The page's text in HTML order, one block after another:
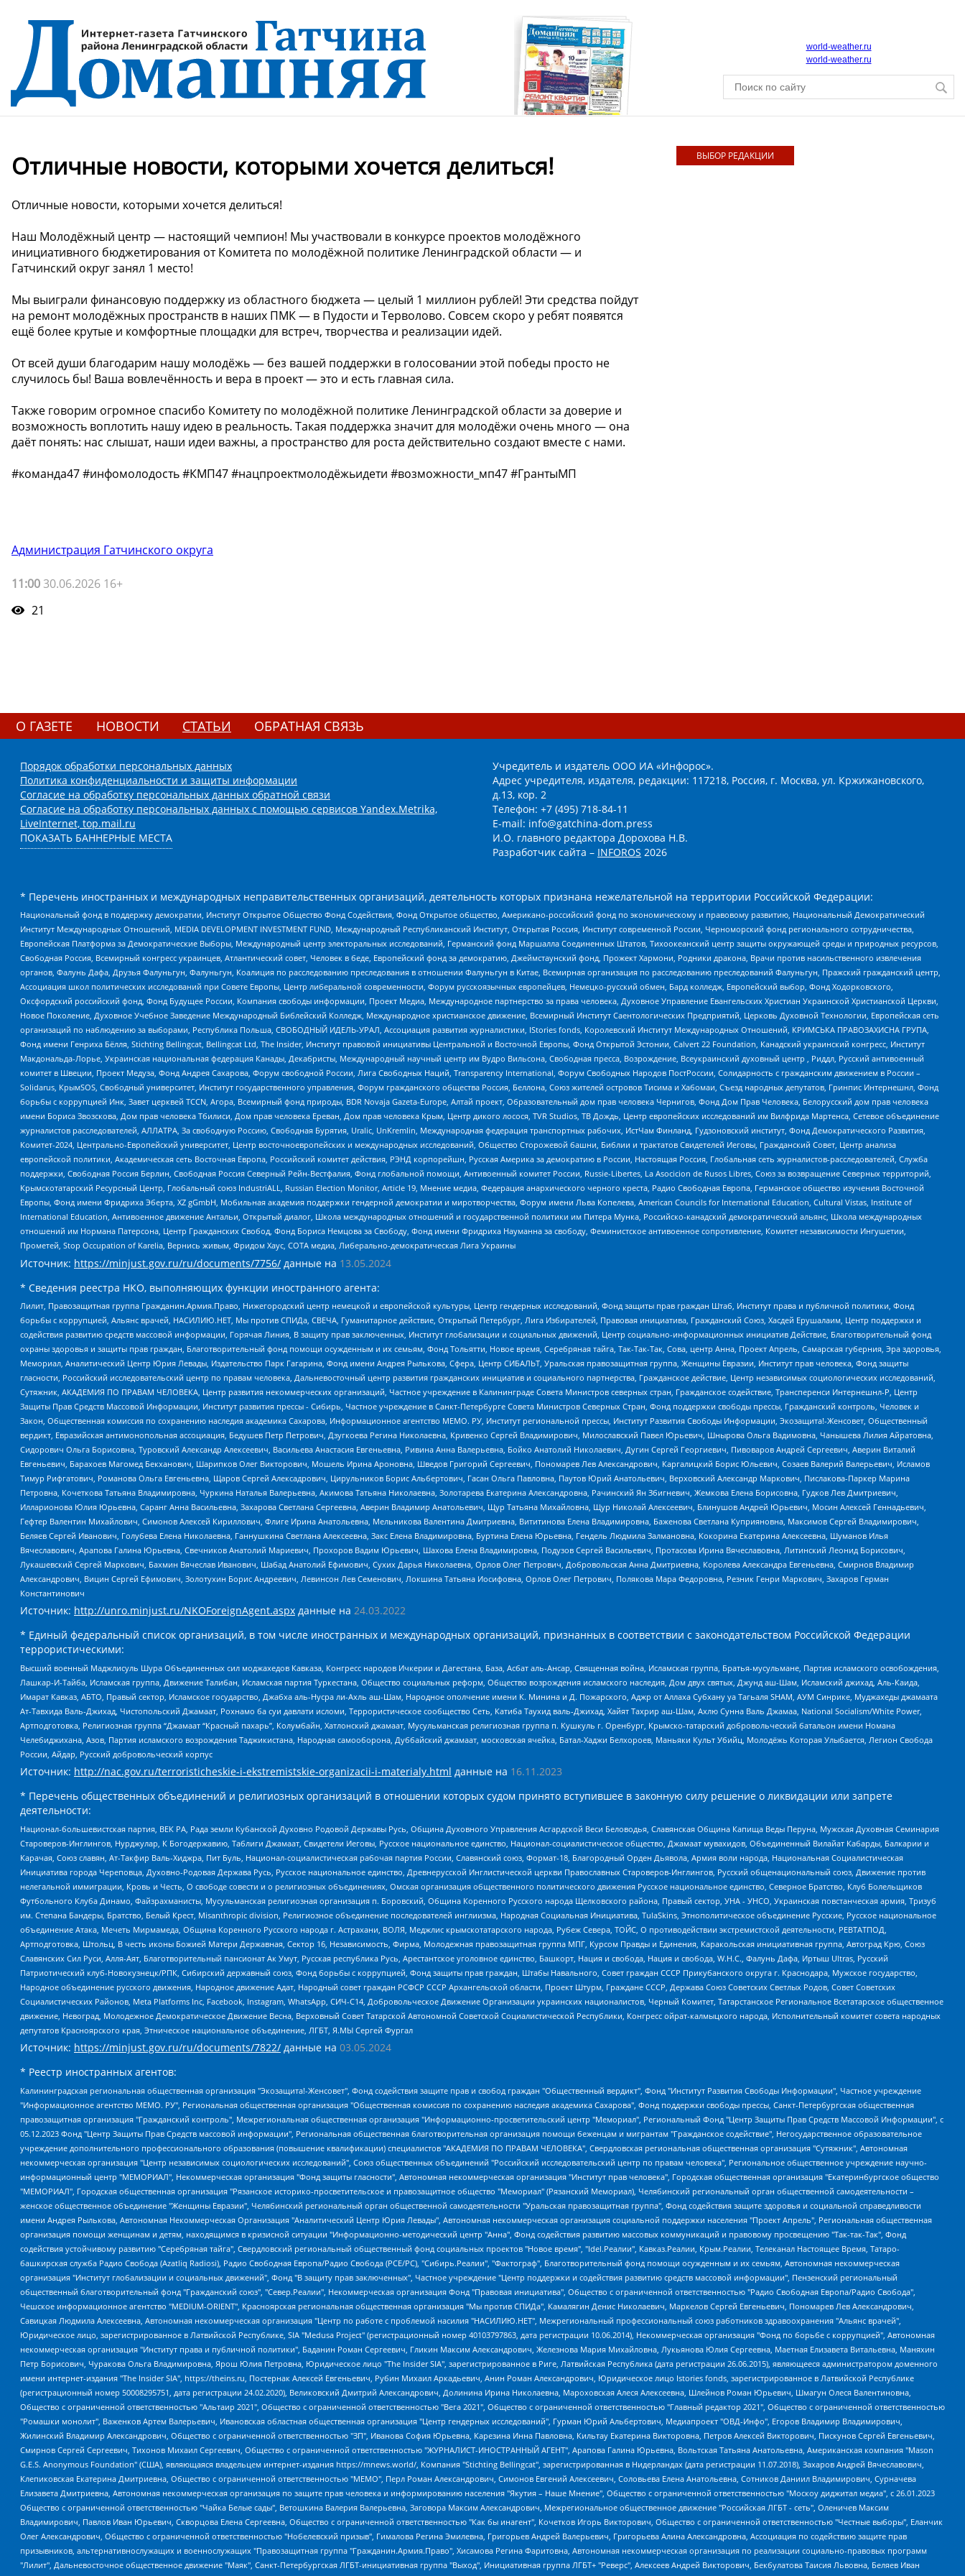
world-weather.ru
world-weather.ru
Отличные новости, которыми хочется делиться!
Отличные новости, которыми хочется делиться!
Наш Молодёжный центр — настоящий чемпион! Мы участвовали в конкурсе проектов молодёжного
инициативного бюджетирования от Комитета по молодёжной политике Ленинградской области — и
Гатчинский округ занял 1 место!
Мы выиграли финансовую поддержку из областного бюджета — целый 1 миллион рублей! Эти средства пойдут
на ремонт молодёжных пространств в наших ПМК — в Пудости и Терволово. Совсем скоро у ребят появятся
ещё более крутые и комфортные площадки для встреч, творчества и реализации идей.
От всей души благодарим нашу молодёжь — без вашей поддержки в голосовании этой победы просто не
случилось бы! Ваша вовлечённость и вера в проект — это и есть главная сила.
Также говорим огромное спасибо Комитету по молодёжной политике Ленинградской области за доверие и
возможность воплотить нашу идею в реальность. Такая поддержка значит для молодёжи очень много — она
даёт понять: нас слышат, наши идеи важны, а пространство для роста действительно создают вместе с нами.
#команда47 #инфомолодость #КМП47 #нацпроектмолодёжьидети #возможности_мп47 #ГрантыМП
Администрация Гатчинского округа
11:00 30.06.2026 16+
21
ВЫБОР РЕДАКЦИИ
О ГАЗЕТЕ НОВОСТИ СТАТЬИ ОБРАТНАЯ СВЯЗЬ
Порядок обработки персональных данных
Политика конфиденциальности и защиты информации
Согласие на обработку персональных данных обратной связи
Согласие на обработку персональных данных с помощью сервисов Yandex.Metrika,
LiveInternet, top.mail.ru
ПОКАЗАТЬ БАННЕРНЫЕ МЕСТА
Учредитель и издатель ООО ИА «Инфорос».
Адрес учредителя, издателя, редакции: 117218, Россия, г. Москва, ул. Кржижановского,
д.13, кор. 2
Телефон: +7 (495) 718-84-11
E-mail: info@gatchina-dom.press
И.О. главного редактора Дорохова Н.В.
Разработчик сайта – INFOROS 2026
* Перечень иностранных и международных неправительственных организаций, деятельность которых признана нежелательной на территории Российской Федерации:
Национальный фонд в поддержку демократии, Институт Открытое Общество Фонд Содействия, Фонд Открытое общество, Американо-российский фонд по экономическому и правовому развитию, Национальный Демократический
Институт Международных Отношений, MEDIA DEVELOPMENT INVESTMENT FUND, Международный Республиканский Институт, Открытая Россия, Институт современной России, Черноморский фонд регионального сотрудничества,
Европейская Платформа за Демократические Выборы, Международный центр электоральных исследований, Германский фонд Маршалла Соединенных Штатов, Тихоокеанский центр защиты окружающей среды и природных ресурсов,
Свободная Россия, Всемирный конгресс украинцев, Атлантический совет, Человек в беде, Европейский фонд за демократию, Джеймстаунский фонд, Прожект Хармони, Родники дракона, Врачи против насильственного извлечения
органов, Фалунь Дафа, Друзья Фалуньгун, Фалуньгун, Коалиция по расследованию преследования в отношении Фалуньгун в Китае, Всемирная организация по расследованию преследований Фалуньгун, Пражский гражданский центр,
Ассоциация школ политических исследований при Совете Европы, Центр либеральной современности, Форум русскоязычных европейцев, Немецко-русский обмен, Бард колледж, Европейский выбор, Фонд Ходорковского,
Оксфордский российский фонд, Фонд Будущее России, Компания свободы информации, Проект Медиа, Международное партнерство за права человека, Духовное Управление Евангельских Христиан Украинской Христианской Церкви,
Новое Поколение, Духовное Учебное Заведение Международный Библейский Колледж, Международное христианское движение, Всемирный Институт Саентологических Предприятий, Церковь Духовной Технологии, Европейская сеть
организаций по наблюдению за выборами, Республика Польша, СВОБОДНЫЙ ИДЕЛЬ-УРАЛ, Ассоциация развития журналистики, IStories fonds, Королевский Институт Международных Отношений, КРИМСЬКА ПРАВОЗАХИСНА ГРУПА,
Фонд имени Генриха Бёлля, Stichting Bellingcat, Bellingcat Ltd, The Insider, Институт правовой инициативы Центральной и Восточной Европы, Фонд Открытой Эстонии, Calvert 22 Foundation, Канадский украинский конгресс, Институт
Макдональда-Лорье, Украинская национальная федерация Канады, Декабристы, Международный научный центр им Вудро Вильсона, Свободная пресса, Возрождение, Всеукраинский духовный центр , Риддл, Русский антивоенный
комитет в Швеции, Проект Медуза, Фонд Андрея Сахарова, Форум свободной России, Лига Свободных Наций, Transparеncy International, Форум Свободных Народов ПостРоссии, Солидарность с гражданским движением в России –
Solidarus, КрымSOS, Свободный университет, Институт государственного управления, Форум гражданского общества Россия, Беллона, Союз жителей островов Тисима и Хабомаи, Съезд народных депутатов, Гринпис Интернешнл, Фонд
борьбы с коррупцией Инк, Завет церквей TCCN, Агора, Всемирный фонд природы, BDR Novaja Gazeta-Europe, Алтай проект, Образовательный дом прав человека Чернигов, Фонд Дом Прав Человека, Белорусский дом прав человека
имени Бориса Звозскова, Дом прав человека Тбилиси, Дом прав человека Ереван, Дом прав человека Крым, Центр дикого лосося, TVR Studios, ТВ Дождь, Центр европейских исследований им Вилфрида Мартенса, Сетевое объединение
журналистов расследователей, АЛЛАТРА, За свободную Россию, Свободная Бурятия, Uralic, UnKremlin, Международная федерация транспортных рабочих, ИстЧам Финланд, Гудзоновский институт, Фонд Демократического Развития,
Комитет-2024, Центрально-Европейский университет, Центр восточноевропейских и международных исследований, Общество Сторожевой башни, Библии и трактатов Свидетелей Иеговы, Гражданский Совет, Центр анализа
европейской политики, Академическая сеть Восточная Европа, Российский комитет действия, РЭНД корпорейшн, Русская Америка за демократию в России, Настоящая Россия, Глобальная сеть журналистов-расследователей, Служба
поддержки, Свободная Россия Берлин, Свободная Россия Северный Рейн-Вестфалия, Фонд глобальной помощи, Антивоенный комитет России, Russie-Libertes, La Asocicion de Rusos Libres, Союз за возвращение Северных территорий,
Крымскотатарский Ресурсный Центр, Глобальный союз IndustriALL, Russian Election Monitor, Article 19, Мнение медиа, Федерация анархического черного креста, Радио Свободная Европа, Германское общество изучения Восточной
Европы, Фонд имени Фридриха Эберта, XZ gGmbH, Мобильная академия поддержки гендерной демократии и миротворчества, Форум имени Льва Копелева, American Councils for International Education, Cultural Vistas, Institute of
International Education, Антивоенное движение Антальи, Открытый диалог, Школа международных отношений и государственной политики им Питера Мунка, Российско-канадский демократический альянс, Школа международных
отношений им Нормана Патерсона, Центр Гражданских Свобод, Фонд Бориса Немцова за Свободу, Фонд имени Фридриха Науманна за свободу, Феминистское антивоенное сопротивление, Комитет независимости Ингушетии,
Прометей, Stop Occupation of Karelia, Вернись живым, Фридом Хаус, СОТА медиа, Либерально-демократическая Лига Украины
Источник: https://minjust.gov.ru/ru/documents/7756/ данные на 13.05.2024
* Сведения реестра НКО, выполняющих функции иностранного агента:
Лилит, Правозащитная группа Гражданин.Армия.Право, Нижегородский центр немецкой и европейской культуры, Центр гендерных исследований, Фонд защиты прав граждан Штаб, Институт права и публичной политики, Фонд
борьбы с коррупцией, Альянс врачей, НАСИЛИЮ.НЕТ, Мы против СПИДа, СВЕЧА, Гуманитарное действие, Открытый Петербург, Лига Избирателей, Правовая инициатива, Гражданский Союз, Хасдей Ерушалаим, Центр поддержки и
содействия развитию средств массовой информации, Горячая Линия, В защиту прав заключенных, Институт глобализации и социальных движений, Центр социально-информационных инициатив Действие, Благотворительный фонд
охраны здоровья и защиты прав граждан, Благотворительный фонд помощи осужденным и их семьям, Фонд Тольятти, Новое время, Серебряная тайга, Так-Так-Так, Сова, центр Анна, Проект Апрель, Самарская губерния, Эра здоровья,
Мемориал, Аналитический Центр Юрия Левады, Издательство Парк Гагарина, Фонд имени Андрея Рылькова, Сфера, Центр СИБАЛЬТ, Уральская правозащитная группа, Женщины Евразии, Институт прав человека, Фонд защиты
гласности, Российский исследовательский центр по правам человека, Дальневосточный центр развития гражданских инициатив и социального партнерства, Гражданское действие, Центр независимых социологических исследований,
Сутяжник, АКАДЕМИЯ ПО ПРАВАМ ЧЕЛОВЕКА, Центр развития некоммерческих организаций, Частное учреждение в Калининграде Совета Министров северных стран, Гражданское содействие, Трансперенси Интернешнл-Р, Центр
Защиты Прав Средств Массовой Информации, Институт развития прессы - Сибирь, Частное учреждение в Санкт-Петербурге Совета Министров Северных Стран, Фонд поддержки свободы прессы, Гражданский контроль, Человек и
Закон, Общественная комиссия по сохранению наследия академика Сахарова, Информационное агентство МЕМО. РУ, Институт региональной прессы, Институт Развития Свободы Информации, Экозащита!-Женсовет, Общественный
вердикт, Евразийская антимонопольная ассоциация, Бедушев Петр Петрович, Дзугкоева Регина Николаевна, Кривенко Сергей Владимирович, Милославский Павел Юрьевич, Шнырова Ольга Вадимовна, Чанышева Лилия Айратовна,
Сидорович Ольга Борисовна, Туровский Александр Алексеевич, Васильева Анастасия Евгеньевна, Ривина Анна Валерьевна, Бойко Анатолий Николаевич, Дугин Сергей Георгиевич, Пивоваров Андрей Сергеевич, Аверин Виталий
Евгеньевич, Барахоев Магомед Бекханович, Шарипков Олег Викторович, Мошель Ирина Ароновна, Шведов Григорий Сергеевич, Пономарев Лев Александрович, Каргалицкий Борис Юльевич, Созаев Валерий Валерьевич, Исламов
Тимур Рифгатович, Романова Ольга Евгеньевна, Щаров Сергей Алексадрович, Цирульников Борис Альбертович, Гасан Ольга Павловна, Паутов Юрий Анатольевич, Верховский Александр Маркович, Пислакова-Паркер Марина
Петровна, Кочеткова Татьяна Владимировна, Чуркина Наталья Валерьевна, Акимова Татьяна Николаевна, Золотарева Екатерина Александровна, Рачинский Ян Збигневич, Жемкова Елена Борисовна, Гудков Лев Дмитриевич,
Илларионова Юлия Юрьевна, Саранг Анна Васильевна, Захарова Светлана Сергеевна, Аверин Владимир Анатольевич, Щур Татьяна Михайловна, Щур Николай Алексеевич, Блинушов Андрей Юрьевич, Мосин Алексей Геннадьевич,
Гефтер Валентин Михайлович, Симонов Алексей Кириллович, Флиге Ирина Анатольевна, Мельникова Валентина Дмитриевна, Вититинова Елена Владимировна, Баженова Светлана Куприяновна, Максимов Сергей Владимирович,
Беляев Сергей Иванович, Голубева Елена Николаевна, Ганнушкина Светлана Алексеевна, Закс Елена Владимировна, Буртина Елена Юрьевна, Гендель Людмила Залмановна, Кокорина Екатерина Алексеевна, Шуманов Илья
Вячеславович, Арапова Галина Юрьевна, Свечников Анатолий Мариевич, Прохоров Вадим Юрьевич, Шахова Елена Владимировна, Подузов Сергей Васильевич, Протасова Ирина Вячеславовна, Литинский Леонид Борисович,
Лукашевский Сергей Маркович, Бахмин Вячеслав Иванович, Шабад Анатолий Ефимович, Сухих Дарья Николаевна, Орлов Олег Петрович, Добровольская Анна Дмитриевна, Королева Александра Евгеньевна, Смирнов Владимир
Александрович, Вицин Сергей Ефимович, Золотухин Борис Андреевич, Левинсон Лев Семенович, Локшина Татьяна Иосифовна, Орлов Олег Петрович, Полякова Мара Федоровна, Резник Генри Маркович, Захаров Герман
Константинович
Источник: http://unro.minjust.ru/NKOForeignAgent.aspx данные на 24.03.2022
* Единый федеральный список организаций, в том числе иностранных и международных организаций, признанных в соответствии с законодательством Российской Федерации
террористическими:
Высший военный Маджлисуль Шура Объединенных сил моджахедов Кавказа, Конгресс народов Ичкерии и Дагестана, База, Асбат аль-Ансар, Священная война, Исламская группа, Братья-мусульмане, Партия исламского освобождения,
Лашкар-И-Тайба, Исламская группа, Движение Талибан, Исламская партия Туркестана, Общество социальных реформ, Общество возрождения исламского наследия, Дом двух святых, Джунд аш-Шам, Исламский джихад, Аль-Каида,
Имарат Кавказ, АБТО, Правый сектор, Исламское государство, Джабха аль-Нусра ли-Ахль аш-Шам, Народное ополчение имени К. Минина и Д. Пожарского, Аджр от Аллаха Субхану уа Тагьаля SHAM, АУМ Синрике, Муджахеды джамаата
Ат-Тавхида Валь-Джихад, Чистопольский Джамаат, Рохнамо ба суи давлати исломи, Террористическое сообщество Сеть, Катиба Таухид валь-Джихад, Хайят Тахрир аш-Шам, Ахлю Сунна Валь Джамаа, National Socialism/White Power,
Артподготовка, Религиозная группа “Джамаат “Красный пахарь”, Колумбайн, Хатлонский джамаат, Мусульманская религиозная группа п. Кушкуль г. Оренбург, Крымско-татарский добровольческий батальон имени Номана
Челебиджихана, Азов, Партия исламского возрождения Таджикистана, Народная самооборона, Дуббайский джамаат, московская ячейка, Батал-Хаджи Белхороев, Маньяки Культ Убийц, Молодёжь Которая Улыбается, Легион Свобода
России, Айдар, Русский добровольческий корпус
Источник: http://nac.gov.ru/terroristicheskie-i-ekstremistskie-organizacii-i-materialy.html данные на 16.11.2023
* Перечень общественных объединений и религиозных организаций в отношении которых судом принято вступившее в законную силу решение о ликвидации или запрете
деятельности:
Национал-большевистская партия, ВЕК РА, Рада земли Кубанской Духовно Родовой Державы Русь, Община Духовного Управления Асгардской Веси Беловодья, Славянская Община Капища Веды Перуна, Мужская Духовная Семинария
Староверов-Инглингов, Нурджулар, К Богодержавию, Таблиги Джамаат, Свидетели Иеговы, Русское национальное единство, Национал-социалистическое общество, Джамаат мувахидов, Объединенный Вилайат Кабарды, Балкарии и
Карачая, Союз славян, Ат-Такфир Валь-Хиджра, Пит Буль, Национал-социалистическая рабочая партия России, Славянский союз, Формат-18, Благородный Орден Дьявола, Армия воли народа, Национальная Социалистическая
Инициатива города Череповца, Духовно-Родовая Держава Русь, Русское национальное единство, Древнерусской Инглистической церкви Православных Староверов-Инглингов, Русский общенациональный союз, Движение против
нелегальной иммиграции, Кровь и Честь, О свободе совести и о религиозных объединениях, Омская организация общественного политического движения Русское национальное единство, Северное Братство, Клуб Болельщиков
Футбольного Клуба Динамо, Файзрахманисты, Мусульманская религиозная организация п. Боровский, Община Коренного Русского народа Щелковского района, Правый сектор, УНА - УНСО, Украинская повстанческая армия, Тризуб
им. Степана Бандеры, Братство, Белый Крест, Misanthropic division, Религиозное объединение последователей инглиизма, Народная Социальная Инициатива, TulaSkins, Этнополитическое объединение Русские, Русское национальное
объединение Атака, Мечеть Мирмамеда, Община Коренного Русского народа г. Астрахани, ВОЛЯ, Меджлис крымскотатарского народа, Рубеж Севера, ТОЙС, О противодействии экстремистской деятельности, РЕВТАТПОД,
Артподготовка, Штольц, В честь иконы Божией Матери Державная, Сектор 16, Независимость, Фирма, Молодежная правозащитная группа МПГ, Курсом Правды и Единения, Каракольская инициативная группа, Автоград Крю, Союз
Славянских Сил Руси, Алля-Аят, Благотворительный пансионат Ак Умут, Русская республика Русь, Арестантское уголовное единство, Башкорт, Нация и свобода, Нация и свобода, W.H.С., Фалунь Дафа, Иртыш Ultras, Русский
Патриотический клуб-Новокузнецк/РПК, Сибирский державный союз, Фонд борьбы с коррупцией, Фонд защиты прав граждан, Штабы Навального, Совет граждан СССР Прикубанского округа г. Краснодара, Мужское государство,
Народное объединение русского движения, Народное движение Адат, Народный совет граждан РСФСР СССР Архангельской области, Проект Штурм, Граждане СССР, Держава Союз Советских Светлых Родов, Совет Советских
Социалистических Районов, Meta Platforms Inc, Facebook, Instagram, WhatsApp, СИЧ-С14, Добровольческое Движение Организации украинских националистов, Черный Комитет, Татарстанское Региональное Всетатарское общественное
движение, Невоград, Молодежное Демократическое Движение Весна, Верховный Совет Татарской Автономной Советской Социалистической Республики, Конгресс ойрат-калмыцкого народа, Исполнительный комитет совета народных
депутатов Красноярского края, Этническое национальное объединение, ЛГБТ, Я.МЫ Сергей Фургал
Источник: https://minjust.gov.ru/ru/documents/7822/ данные на 03.05.2024
* Реестр иностранных агентов:
Калининградская региональная общественная организация "Экозащита!-Женсовет", Фонд содействия защите прав и свобод граждан "Общественный вердикт", Фонд "Институт Развития Свободы Информации", Частное учреждение "Информационное агентство МЕМО. РУ", Региональная общественная организация "Общественная комиссия по сохранению наследия академика Сахарова", Фонд поддержки свободы прессы, Санкт-Петербургская общественная правозащитная организация "Гражданский контроль", Межрегиональная общественная организация "Информационно-просветительский центр "Мемориал", Региональный Фонд "Центр Защиты Прав Средств Массовой Информации", с 05.12.2023 Фонд "Центр Защиты Прав Средств массовой информации", Региональная общественная благотворительная организация помощи беженцам и мигрантам "Гражданское содействие", Негосударственное образовательное учреждение дополнительного профессионального образования (повышение квалификации) специалистов "АКАДЕМИЯ ПО ПРАВАМ ЧЕЛОВЕКА", Свердловская региональная общественная организация "Сутяжник", Автономная некоммерческая организация "Центр независимых социологических исследований", Союз общественных объединений "Российский исследовательский центр по правам человека", Региональное общественное учреждение научно-информационный центр "МЕМОРИАЛ", Некоммерческая организация "Фонд защиты гласности", Автономная некоммерческая организация "Институт прав человека", Городская общественная организация "Екатеринбургское общество "МЕМОРИАЛ", Городская общественная организация "Рязанское историко-просветительское и правозащитное общество "Мемориал" (Рязанский Мемориал), Челябинский региональный орган общественной самодеятельности – женское общественное объединение "Женщины Евразии", Челябинский региональный орган общественной самодеятельности "Уральская правозащитная группа", Фонд содействия защите здоровья и социальной справедливости имени Андрея Рылькова, Автономная Некоммерческая Организация "Аналитический Центр Юрия Левады", Автономная некоммерческая организация социальной поддержки населения "Проект Апрель", Региональная общественная организация помощи женщинам и детям, находящимся в кризисной ситуации "Информационно-методический центр "Анна", Фонд содействия развитию массовых коммуникаций и правовому просвещению "Так-так-Так", Фонд содействия устойчивому развитию "Серебряная тайга", Свердловский региональный общественный фонд социальных проектов "Новое время", "Idel.Реалии", Кавказ.Реалии, Крым.Реалии, Телеканал Настоящее Время, Татаро-башкирская служба Радио Свобода (Azatliq Radiosi), Радио Свободная Европа/Радио Свобода (PCE/PC), "Сибирь.Реалии", "Фактограф", Благотворительный фонд помощи осужденным и их семьям, Автономная некоммерческая организация "Институт глобализации и социальных движений", Фонд "В защиту прав заключенных", Частное учреждение "Центр поддержки и содействия развитию средств массовой информации", Пензенский региональный общественный благотворительный фонд "Гражданский союз", "Север.Реалии", Некоммерческая организация Фонд "Правовая инициатива", Общество с ограниченной ответственностью "Радио Свободная Европа/Радио Свобода", Чешское информационное агентство "MEDIUM-ORIENT", Красноярская региональная общественная организация "Мы против СПИДа", Камалягин Денис Николаевич, Маркелов Сергей Евгеньевич, Пономарев Лев Александрович, Савицкая Людмила Алексеевна, Автономная некоммерческая организация "Центр по работе с проблемой насилия "НАСИЛИЮ.НЕТ", Межрегиональный профессиональный союз работников здравоохранения "Альянс врачей", Юридическое лицо, зарегистрированное в Латвийской Республике, SIA "Medusa Project" (регистрационный номер 40103797863, дата регистрации 10.06.2014), Некоммерческая организация "Фонд по борьбе с коррупцией", Автономная некоммерческая организация "Институт права и публичной политики", Баданин Роман Сергеевич, Гликин Максим Александрович, Железнова Мария Михайловна, Лукьянова Юлия Сергеевна, Маетная Елизавета Витальевна, Маняхин Петр Борисович, Чуракова Ольга Владимировна, Ярош Юлия Петровна, Юридическое лицо "The Insider SIA", зарегистрированное в Риге, Латвийская Республика (дата регистрации 26.06.2015), являющееся администратором доменного имени интернет-издания "The Insider SIA", https://theins.ru, Постернак Алексей Евгеньевич, Рубин Михаил Аркадьевич, Анин Роман Александрович, Юридическое лицо Istories fonds, зарегистрированное в Латвийской Республике (регистрационный номер 50008295751, дата регистрации 24.02.2020), Великовский Дмитрий Александрович, Долинина Ирина Николаевна, Мароховская Алеся Алексеевна, Шлейнов Роман Юрьевич, Шмагун Олеся Валентиновна, Общество с ограниченной ответственностью "Альтаир 2021", Общество с ограниченной ответственностью "Вега 2021", Общество с ограниченной ответственностью "Главный редактор 2021", Общество с ограниченной ответственностью "Ромашки монолит", Важенков Артем Валерьевич, Ивановская областная общественная организация "Центр гендерных исследований", Гурман Юрий Альбертович, Медиапроект "ОВД-Инфо", Егоров Владимир Владимирович, Жилинский Владимир Александрович, Общество с ограниченной ответственностью "ЗП", Иванова София Юрьевна, Карезина Инна Павловна, Кильтау Екатерина Викторовна, Петров Алексей Викторович, Пискунов Сергей Евгеньевич, Смирнов Сергей Сергеевич, Тихонов Михаил Сергеевич, Общество с ограниченной ответственностью "ЖУРНАЛИСТ-ИНОСТРАННЫЙ АГЕНТ", Арапова Галина Юрьевна, Вольтская Татьяна Анатольевна, Американская компания "Mason G.E.S. Anonymous Foundation" (США), являющаяся владельцем интернет-издания https://mnews.world/, Компания "Stichting Bellingcat", зарегистрированная в Нидерландах (дата регистрации 11.07.2018), Захаров Андрей Вячеславович, Клепиковская Екатерина Дмитриевна, Общество с ограниченной ответственностью "МЕМО", Перл Роман Александрович, Симонов Евгений Алексеевич, Соловьева Елена Анатольевна, Сотников Даниил Владимирович, Сурначева Елизавета Дмитриевна, Автономная некоммерческая организация по защите прав человека и информированию населения "Якутия – Наше Мнение", Общество с ограниченной ответственностью "Москоу диджитал медиа", с 26.01.2023 Общество с ограниченной ответственностью "Чайка Белые сады", Ветошкина Валерия Валерьевна, Заговора Максим Александрович, Межрегиональное общественное движение "Российская ЛГБТ - сеть", Оленичев Максим Владимирович, Павлов Иван Юрьевич, Скворцова Елена Сергеевна, Общество с ограниченной ответственностью "Как бы инагент", Кочетков Игорь Викторович, Общество с ограниченной ответственностью "Честные выборы", Еланчик Олег Александрович, Общество с ограниченной ответственностью "Нобелевский призыв", Гималова Регина Эмилевна, Григорьев Андрей Валерьевич, Григорьева Алина Александровна, Ассоциация по содействию защите прав призывников, альтернативнослужащих и военнослужащих "Правозащитная группа "Гражданин.Армия.Право", Хисамова Регина Фаритовна, Автономная некоммерческая организация по реализации социально-правовых программ "Лилит", Дальневосточное общественное движение "Маяк", Санкт-Петербургская ЛГБТ-инициативная группа "Выход", Инициативная группа ЛГБТ+ "Реверс", Алексеев Андрей Викторович, Бекбулатова Таисия Львовна, Беляев Иван Михайлович, Владыкина Елена Сергеевна, Гельман Марат Александрович, Никульшина Вероника Юрьевна, Толоконникова Надежда Андреевна, Шендерович Виктор Анатольевич, Общество с ограниченной ответственностью "Данное сообщение", Общество с ограниченной ответственностью Издательский дом "Новая глава", Айнбиндер Александра Александровна, Московский комьюнити-центр для ЛГБТ+инициатив, Благотворительный фонд развития филантропии, Deutsche Welle (Германия, Kurt-Schumacher-Strasse 3, 53113 Bonn), Борзунова Мария Михайловна, Воробьев Виктор Викторович, Голубева Анна Львовна, Константинова Алла Михайловна, Малкова Ирина Владимировна, Мурадов Мурад Абдулгалимович, Осетинская Елизавета Николаевна, Понасенков Евгений Николаевич, Ганапольский Матвей Юрьевич, Киселев Евгений Алексеевич, Борухович Ирина Григорьевна, Дремин Иван Тимофеевич, Дубровский Дмитрий Викторович, Красноярская региональная общественная организация поддержки и развития альтернативных образовательных технологий и межкультурных коммуникаций "ИНТЕРРА", Маяковская Екатерина Алексеевна, Фейгин Марк Захарович, Филимонов Андрей Викторович, Дзугкоева Регина Николаевна, Доброхотов Роман Александрович, Дудь Юрий Александрович, Елкин Сергей Владимирович, Кругликов Кирилл Игоревич, Сабунаева Мария Леонидовна, Семенов Алексей Владимирович, Шаинян Карен Багратович, Шульман Екатерина Михайловна, Асафьев Артур Валерьевич, Вахштайн Виктор Семенович, Венедиктов Алексей Алексеевич, Лушникова Екатерина Евгеньевна, Волков Леонид Михайлович, Невзоров Александр Глебович, Пархоменко Сергей Борисович, Сироткин Ярослав Николаевич, Кара-Мурза Владимир Владимирович, Баранова Наталья Владимировна, Гозман Леонид Яковлевич, Кагарлицкий Борис Юльевич, Климарев Михаил Валерьевич, Милов Владимир Станиславович, Автономная некоммерческая организация Краснодарский центр современного искусства "Типография", Моргенштерн Алишер Тагирович, Соболь Любовь Эдуардовна, Общество с ограниченной ответственностью "ЛИЗА НОРМ", Каспаров Гарри Кимович, Ходорковский Михаил Борисович, Общество с ограниченной ответственностью "Апрельские тезисы", Данилович Ирина Брониславовна, Кашин Олег Владимирович, Петров Николай Владимирович, Пивоваров Алексей Владимирович, Соколов Михаил Владимирович, Цветкова Юлия Владимировна, Чичваркин Евгений Александрович, Комитет против пыток/Команда против пыток, Общество с ограниченной ответственностью "Первый научный", Общество с ограниченной ответственностью "Вертолет и ко", Белоцерковская Вероника Борисовна, Кац Максим Евгеньевич, Лазарева Татьяна Юрьевна, Шаведдинов Руслан Табризович, Яшин Илья Валерьевич, Общество с ограниченной ответственностью "Иноагент ААВ", Алешковский Дмитрий Петрович, Альбац Евгения Марковна, Быков Дмитрий Львович, Галямина Юлия Евгеньевна, Лойко Сергей Леонидович, Мартынов Кирилл Константинович, Медведев Сергей Александрович, Крашенинников Федор Геннадиевич, Гордеева Катерина Вл